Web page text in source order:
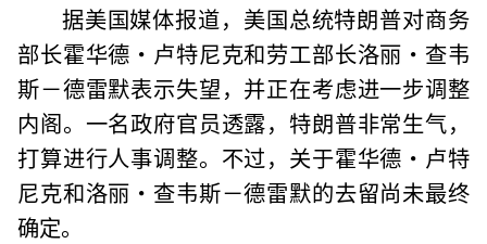
据美国媒体报道，美国总统特朗普对商务
部长霍华德·卢特尼克和劳工部长洛丽·查韦
斯－德雷默表示失望，并正在考虑进一步调整
内阁。一名政府官员透露，特朗普非常生气，
打算进行人事调整。不过，关于霍华德·卢特
尼克和洛丽·查韦斯－德雷默的去留尚未最终
确定。